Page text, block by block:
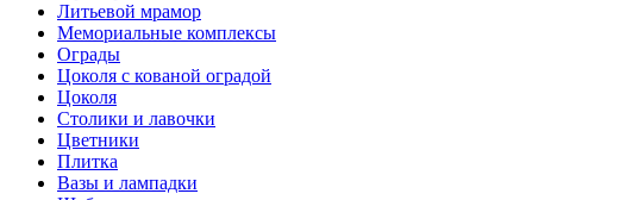
Литьевой мрамор
Мемориальные комплексы
Ограды
Цоколя с кованой оградой
Цоколя
Столики и лавочки
Цветники
Плитка
Вазы и лампадки